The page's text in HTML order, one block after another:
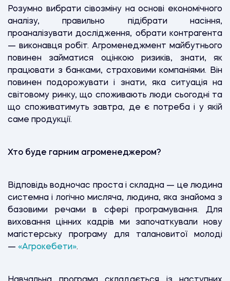
Розумно вибрати сівозміну на основі економічного
аналізу, правильно підібрати насіння,
проаналізувати дослідження, обрати контрагента
— виконавця робіт. Агроменеджмент майбутнього
повинен займатися оцінкою ризиків, знати, як
працювати з банками, страховими компаніями. Він
повинен подорожувати і знати, яка ситуація на
світовому ринку, що споживають люди сьогодні та
що споживатимуть завтра, де є потреба і у якій
саме продукції.
Хто буде гарним агроменеджером?
Відповідь водночас проста і складна — це людина
системна і логічно мисляча, людина, яка знайома з
базовими речами в сфері програмування. Для
виховання цінних кадрів ми започаткували нову
магістерську програму для талановитої молоді
— «Агрокебети».